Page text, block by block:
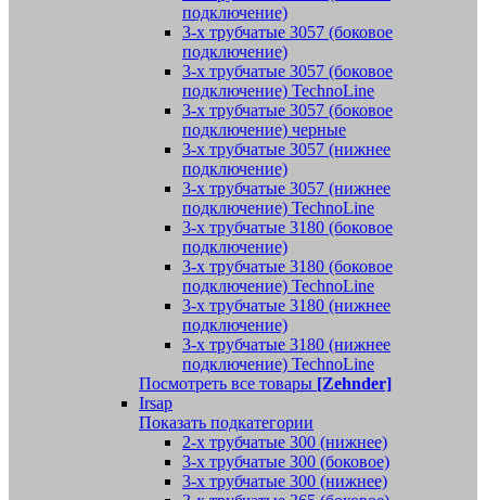
подключение)
3-х трубчатые 3057 (боковое
подключение)
3-х трубчатые 3057 (боковое
подключение) TechnoLine
3-х трубчатые 3057 (боковое
подключение) черные
3-х трубчатые 3057 (нижнее
подключение)
3-х трубчатые 3057 (нижнее
подключение) TechnoLine
3-х трубчатые 3180 (боковое
подключение)
3-х трубчатые 3180 (боковое
подключение) TechnoLine
3-х трубчатые 3180 (нижнее
подключение)
3-х трубчатые 3180 (нижнее
подключение) TechnoLine
Посмотреть все товары [Zehnder]
Irsap
Показать подкатегории
2-х трубчатые 300 (нижнее)
3-х трубчатые 300 (боковое)
3-х трубчатые 300 (нижнее)